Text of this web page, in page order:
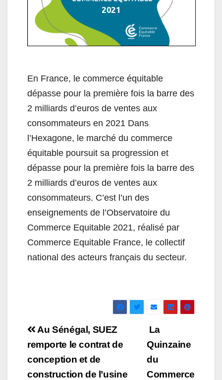
En France, le commerce équitable
dépasse pour la première fois la barre des
2 milliards d’euros de ventes aux
consommateurs en 2021 Dans
l’Hexagone, le marché du commerce
équitable poursuit sa progression et
dépasse pour la première fois la barre des
2 milliards d’euros de ventes aux
consommateurs. C’est l’un des
enseignements de l’Observatoire du
Commerce Equitable 2021, réalisé par
Commerce Equitable France, le collectif
national des acteurs français du secteur.
Navigation
de
l’article
La
Quinzaine
du
Commerce
Au Sénégal, SUEZ
remporte le contrat de
conception et de
construction de l’usine